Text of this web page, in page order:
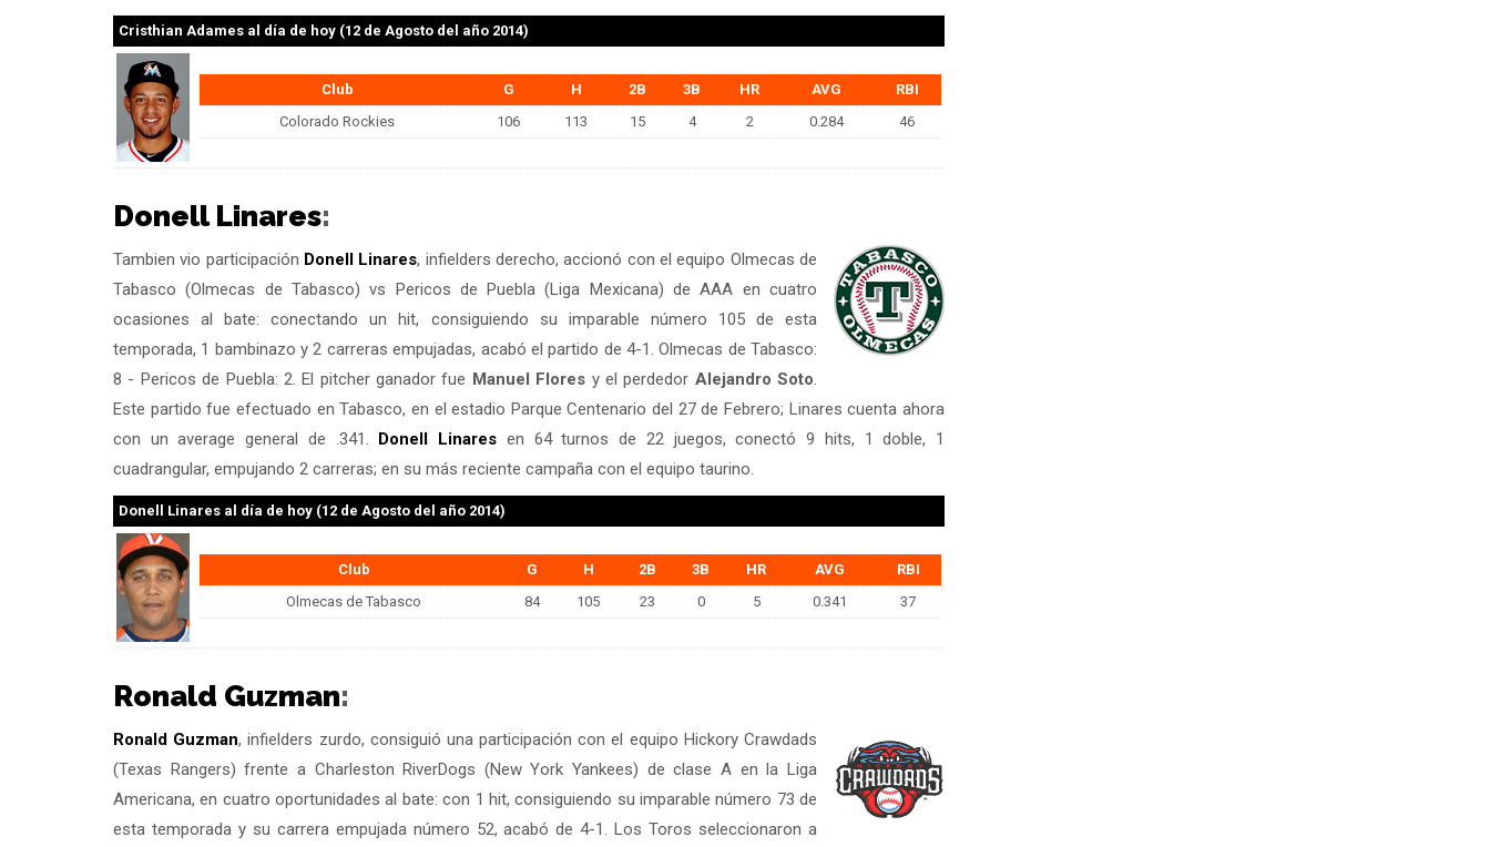
Cristhian Adames al día de hoy (12 de Agosto del año 2014)
Club G H 2B 3B HR AVG
RBI
Colorado Rockies
106 113 15 4 2 0.284 46
Donell Linares:
Tambien vio participación Donell Linares, infielders derecho, accionó con el equipo Olmecas de
Tabasco (Olmecas de Tabasco) vs Pericos de Puebla (Liga Mexicana) de AAA en cuatro
ocasiones al bate: conectando un hit, consiguiendo su imparable número 105 de esta
temporada, 1 bambinazo y 2 carreras empujadas, acabó el partido de 4-1. Olmecas de Tabasco:
8 - Pericos de Puebla: 2. El pitcher ganador fue Manuel Flores y el perdedor Alejandro Soto
Este partido fue efectuado en Tabasco, en el estadio Parque Centenario del 27 de Febrero; Linares cuenta ahora
con un average general de .341. Donell Linares en 64 turnos de 22 juegos, conectó 9 hits, 1 doble, 1
cuadrangular, empujando 2 carreras; en su más reciente campaña con el equipo taurino.
Donell Linares al día de hoy (12 de Agosto del año 2014)
Club G H 2B 3B HR AVG
RBI
Olmecas de Tabasco
84 105 23 0 5 0.341 37
Ronald Guzman:
Ronald Guzman, infielders zurdo, consiguió una participación con el equipo Hickory Crawdads
(Texas Rangers) frente a Charleston RiverDogs (New York Yankees) de clase A en la Liga
Americana, en cuatro oportunidades al bate: con 1 hit, consiguiendo su imparable número 73 de
esta temporada y su carrera empujada número 52, acabó de 4-1. Los Toros seleccionaron a